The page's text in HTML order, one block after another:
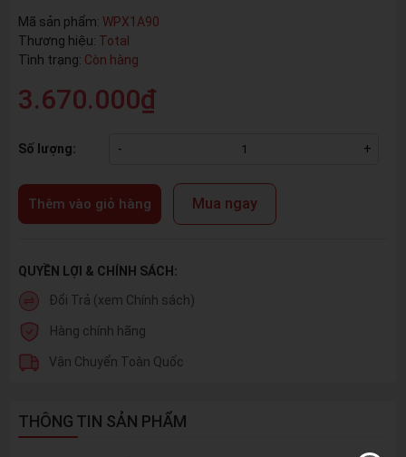
Mã sản phẩm: WPX1A90
Thương hiệu: Total
Tình trạng: Còn hàng
3.670.000₫
Số lượng: - +
Thêm vào giỏ hàng Mua ngay
QUYỀN LỢI & CHÍNH SÁCH:
Đổi Trả (xem Chính sách)
Hàng chính hãng
Vận Chuyển Toàn Quốc
THÔNG TIN SẢN PHẨM